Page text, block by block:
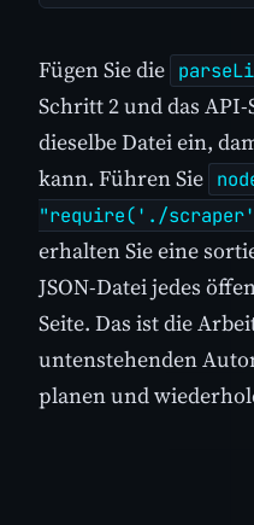
Fügen Sie die
Schritt 2 und das
dieselbe Datei ein,
kann. Führen Sie
"require('./
erhalten Sie eine
JSON-Datei jedes
Seite. Das ist die
untenstehenden
planen und